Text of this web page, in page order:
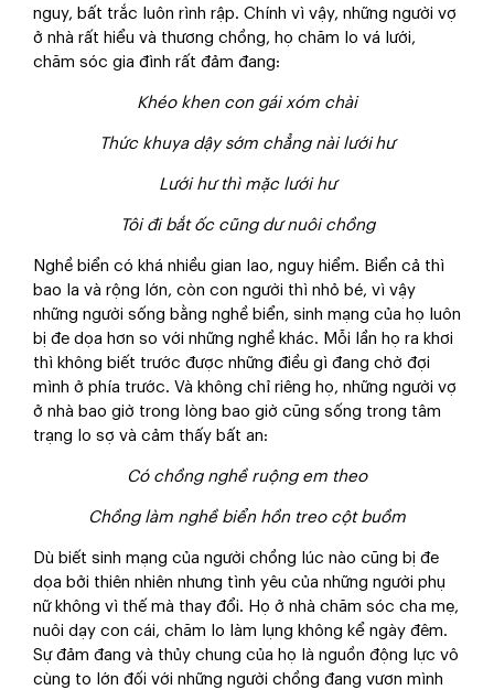
nguy, bất trắc luôn rình rập. Chính vì vậy, những người vợ
ở nhà rất hiểu và thương chồng, họ chăm lo vá lưới,
chăm sóc gia đình rất đảm đang:
Khéo khen con gái xóm chài
Thức khuya dậy sớm chẳng nài lưới hư
Lưới hư thì mặc lưới hư
Tôi đi bắt ốc cũng dư nuôi chồng
Nghề biển có khá nhiều gian lao, nguy hiểm. Biển cả thì
bao la và rộng lớn, còn con người thì nhỏ bé, vì vậy
những người sống bằng nghề biển, sinh mạng của họ luôn
bị đe dọa hơn so với những nghề khác. Mỗi lần họ ra khơi
thì không biết trước được những điều gì đang chờ đợi
mình ở phía trước. Và không chỉ riêng họ, những người vợ
ở nhà bao giờ trong lòng bao giờ cũng sống trong tâm
trạng lo sợ và cảm thấy bất an:
Có chồng nghề ruộng em theo
Chồng làm nghề biển hồn treo cột buồm
Dù biết sinh mạng của người chồng lúc nào cũng bị đe
dọa bởi thiên nhiên nhưng tình yêu của những người phụ
nữ không vì thế mà thay đổi. Họ ở nhà chăm sóc cha mẹ,
nuôi dạy con cái, chăm lo làm lụng không kể ngày đêm.
Sự đảm đang và thủy chung của họ là nguồn động lực vô
cùng to lớn đối với những người chồng đang vươn mình